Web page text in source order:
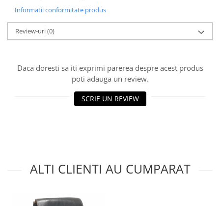
Informatii conformitate produs
Review-uri(0)
Daca doresti sa iti exprimi parerea despre acest produs
poti adauga un review.
SCRIE UN REVIEW
ALTI CLIENTI AU CUMPARAT